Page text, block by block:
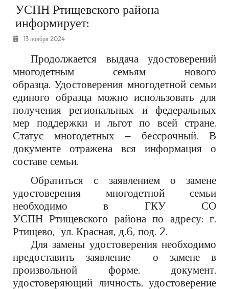
КОНКУРСЫ
ФОТОРЕПОРТАЖИ
ОБЪЯВЛЕНИЯ
КОНТАКТЫ
УСПН Ртищевского района
информирует:
13 ноября 2024
Продолжается выдача удостоверений
многодетным семьям нового
образца .Удостоверения многодетной семьи
единого образца можно использовать для
получения региональных и федеральных
мер поддержки и льгот по всей стране.
Статус многодетных – бессрочный. В
документе отражена вся информация о
составе семьи.
Обратиться с заявлением о замене
удостоверения многодетной семьи
необходимо в ГКУ СО
УСПНРтищевского района по адресу: г.
Ртищево, ул. Красная , д.6, под. 2.
Для замены удостоверения необходимо
предоставить заявление о замене в
произвольной форме, документ,
удостоверяющий личность, удостоверение